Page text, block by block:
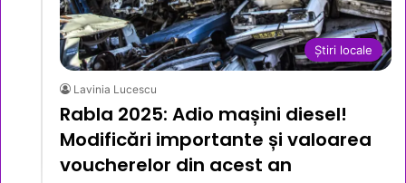
Știri locale
Lavinia Lucescu
Rabla 2025: Adio mașini diesel!
Modificări importante și valoarea
voucherelor din acest an